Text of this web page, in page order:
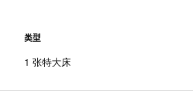
类型
1 张特大床